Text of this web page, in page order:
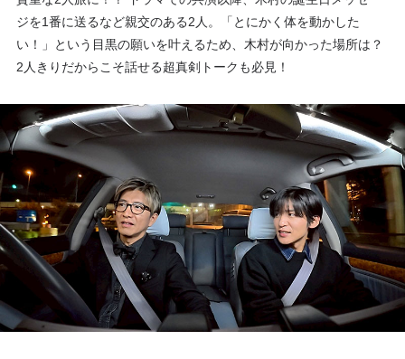
ジを1番に送るなど親交のある2人。「とにかく体を動かした
い！」という 目黒の願いを叶えるため、 木村が向かった場所は？
2人きりだからこそ話せる超真剣トークも必見！